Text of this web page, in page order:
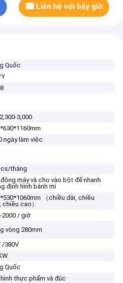
Liên hệ với bây giờ
Quốc
3,000
ngày làm việc
tháng
máy và cho vào bột để nhanh
định hình bánh mì
（chiều dài, chiều
chiều cao）
2000 / giờ
vòng 280mm
/380V
Quốc
thực phẩm và đúc